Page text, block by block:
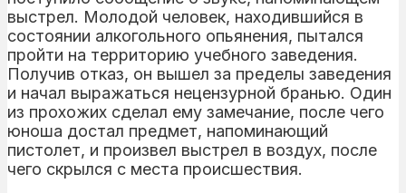
выстрел. Молодой человек, находившийся в
состоянии алкогольного опьянения, пытался
пройти на территорию учебного заведения.
Получив отказ, он вышел за пределы заведения
и начал выражаться нецензурной бранью. Один
из прохожих сделал ему замечание, после чего
юноша достал предмет, напоминающий
пистолет, и произвел выстрел в воздух, после
чего скрылся с места происшествия.